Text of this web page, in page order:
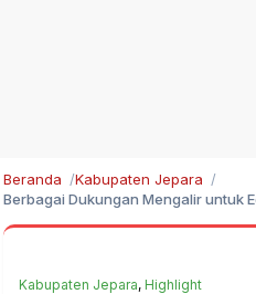
Beranda
Kabupaten Jepara
Berbagai Dukungan Mengalir untuk
Kabupaten Jepara, Highlight